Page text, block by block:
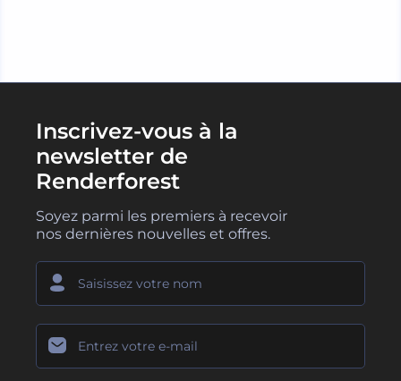
Inscrivez-vous à la
newsletter de
Renderforest
Soyez parmi les premiers à recevoir
nos dernières nouvelles et offres.